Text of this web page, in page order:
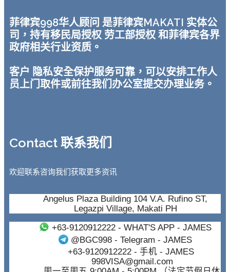
菲律宾998华人顾问 是菲律宾MAKATI 实体公
司，持有移民局授权 劳工部授权 和菲律宾各界
政府相关行业资质。
客户 隐私安全保护服务可靠，可以安排工作人
员上门取件或前往我们办公室提交办理业务。
Contact 联系我们
欢迎联系咨询我们获取更多资讯
Angelus Plaza Building 104 V.A. Rufino ST,
Legazpi Village, Makati PH
+63-9120912222- WHAT'S APP - JAMES
@BGC998 - Telegram - JAMES
+63-9120912222- 手机 - JAMES
998VISA@gmail.com